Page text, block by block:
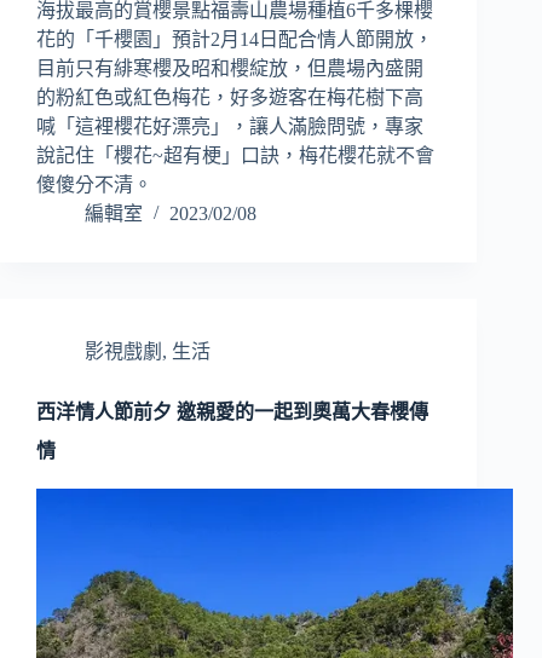
海拔最高的賞櫻景點福壽山農場種植6千多棵櫻
花的「千櫻園」預計2月14日配合情人節開放，
目前只有緋寒櫻及昭和櫻綻放，但農場內盛開
的粉紅色或紅色梅花，好多遊客在梅花樹下高
喊「這裡櫻花好漂亮」，讓人滿臉問號，專家
說記住「櫻花~超有梗」口訣，梅花櫻花就不會
傻傻分不清。
編輯室
2023/02/08
影視戲劇 , 生活
西洋情人節前夕 邀親愛的一起到奧萬大春櫻傳
情